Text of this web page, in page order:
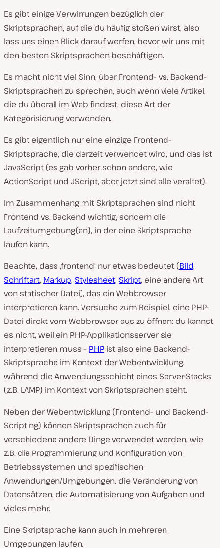
Es gibt einige Verwirrungen bezüglich der
Skriptsprachen, auf die du häufig stoßen wirst, also
lass uns einen Blick darauf werfen, bevor wir uns mit
den besten Skriptsprachen beschäftigen.
Es macht nicht viel Sinn, über Frontend- vs. Backend-
Skriptsprachen zu sprechen, auch wenn viele Artikel,
die du überall im Web findest, diese Art der
Kategorisierung verwenden.
Es gibt eigentlich nur eine einzige Frontend-
Skriptsprache, die derzeit verwendet wird, und das ist
JavaScript (es gab vorher schon andere, wie
ActionScript und JScript, aber jetzt sind alle veraltet).
Im Zusammenhang mit Skriptsprachen sind nicht
Frontend vs. Backend wichtig, sondern die
Laufzeitumgebung(en), in der eine Skriptsprache
laufen kann.
Beachte, dass ‚frontend‘ nur etwas bedeutet (Bild,
Schriftart, Markup, Stylesheet, Skript, eine andere Art
von statischer Datei), das ein Webbrowser
interpretieren kann. Versuche zum Beispiel, eine PHP-
Datei direkt vom Webbrowser aus zu öffnen: du kannst
es nicht, weil ein PHP-Applikationsserver sie
interpretieren muss – PHP ist also eine Backend-
Skriptsprache im Kontext der Webentwicklung,
während die Anwendungsschicht eines Server-Stacks
(z.B. LAMP) im Kontext von Skriptsprachen steht.
Neben der Webentwicklung (Frontend- und Backend-
Scripting) können Skriptsprachen auch für
verschiedene andere Dinge verwendet werden, wie
z.B. die Programmierung und Konfiguration von
Betriebssystemen und spezifischen
Anwendungen/Umgebungen, die Veränderung von
Datensätzen, die Automatisierung von Aufgaben und
vieles mehr.
Eine Skriptsprache kann auch in mehreren
Umgebungen laufen.